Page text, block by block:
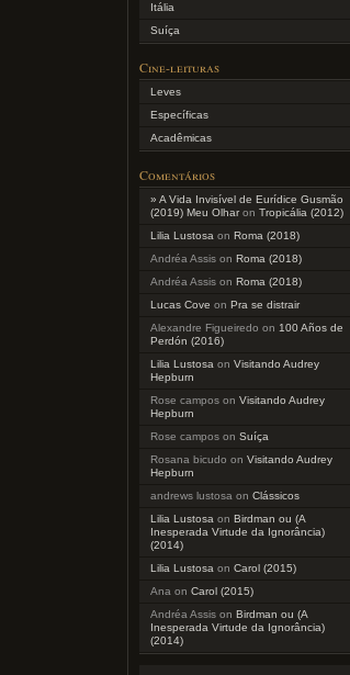
Itália
Suíça
Cine-leituras
Leves
Específicas
Acadêmicas
Comentários
» A Vida Invisível de Eurídice Gusmão
(2019) Meu Olharon Tropicália (2012)
Lilia Lustosa on Roma (2018)
Andréa Assis on Roma (2018)
Andréa Assis on Roma (2018)
Lucas Cove on Pra se distrair
Alexandre Figueiredo on 100 Años de
Perdón (2016)
Lilia Lustosa on Visitando Audrey
Hepburn
Rose campos on Visitando Audrey
Hepburn
Rose campos on Suíça
Rosana bicudo on Visitando Audrey
Hepburn
andrews lustosa on Clássicos
Lilia Lustosa on Birdman ou (A
Inesperada Virtude da Ignorância)
(2014)
Lilia Lustosa on Carol (2015)
Ana on Carol (2015)
Andréa Assis on Birdman ou (A
Inesperada Virtude da Ignorância)
(2014)